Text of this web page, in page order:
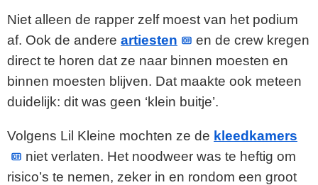
i
d
e
o
Niet alleen de rapper zelf moest van het podium
af. Ook de andere artiesten
en de crew kregen
direct te horen dat ze naar binnen moesten en
binnen moesten blijven. Dat maakte ook meteen
duidelijk: dit was geen ‘klein buitje’.
Volgens Lil Kleine mochten ze de kleedkamers
niet verlaten. Het noodweer was te heftig om
risico’s te nemen, zeker in en rondom een groot